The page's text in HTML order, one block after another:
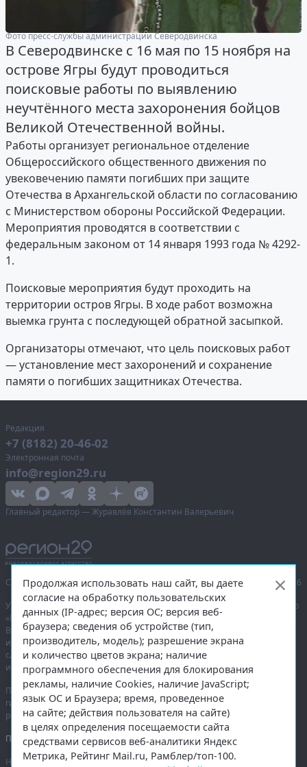
Фото пресс-службы администрации Северодвинска
В Северодвинске с 16 мая по 15 ноября на
острове Ягры будут проводиться
поисковые работы по выявлению
неучтённого места захоронения бойцов
Великой Отечественной войны.
Работы организует региональное отделение
Общероссийского общественного движения по
увековечению памяти погибших при защите
Отечества в Архангельской области по согласованию
с Министерством обороны Российской Федерации.
Мероприятия проводятся в соответствии с
федеральным законом от 14 января 1993 года № 4292-
1.
Поисковые мероприятия будут проходить на
территории остров Ягры. В ходе работ возможна
выемка грунта с последующей обратной засыпкой.
Организаторы отмечают, что цель поисковых работ
— установление мест захоронений и сохранение
памяти о погибших защитниках Отечества.
Редакция
+7 (8182) 20-46-02
Электронная почта
info@region29.ru
Главный редактор — Журавлёв Константин Валерьевич
Сетевое издание «Информационное агентство Регион 29»,
© 2016–2026
Учредитель — общество с ограниченной ответственностью «Агентство
«Правда Севера».
Выписка из реестра зарегистрированных средств массовой
информации:ЭЛ № ФС 77-74226от 09.11.2018 выдано Федеральной
службой по надзору в сфере связи, информационных технологий
и массовых коммуникаций (Роскомнадзор).
При полном или частичном использовании любых материалов
гиперссылка на region29.ruобязательна. Копирование материалов без
разрешения администрации сайта запрещено.
Правовая информация.
На информационном ресурсе применяютсярекомендательные
Продолжая использовать наш сайт, вы даете
согласие на обработку пользовательских
данных (IP-адрес; версия ОС; версия веб-
браузера; сведения об устройстве (тип,
производитель, модель); разрешение экрана
и количество цветов экрана; наличие
программного обеспечения для блокирования
рекламы, наличие Cookies, наличие JavaScript;
язык ОС и Браузера; время, проведенное
на сайте; действия пользователя на сайте)
в целях определения посещаемости сайта
средствами сервисов веб-аналитики Яндекс
Метрика, Рейтинг Mail.ru, Рамблер/топ-100.